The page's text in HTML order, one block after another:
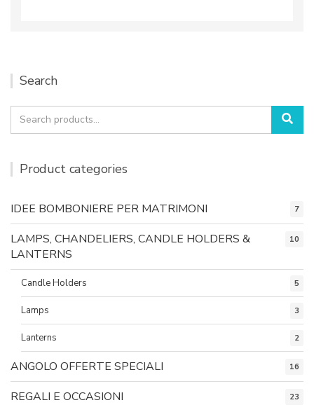
Search
Search
for:
Product categories
IDEE BOMBONIERE PER MATRIMONI 7
LAMPS, CHANDELIERS, CANDLE HOLDERS &
LANTERNS
10
Candle Holders 5
Lamps 3
Lanterns 2
ANGOLO OFFERTE SPECIALI 16
REGALI E OCCASIONI 23